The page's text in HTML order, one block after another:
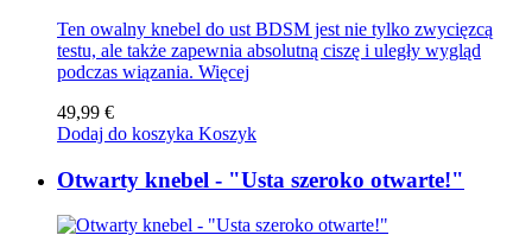
Ten owalny knebel do ust BDSM jest nie tylko zwycięzcą
testu, ale także zapewnia absolutną ciszę i uległy wygląd
podczas wiązania. Więcej
49,99 €
Dodaj do koszyka Koszyk
Otwarty knebel - "Usta szeroko otwarte!"